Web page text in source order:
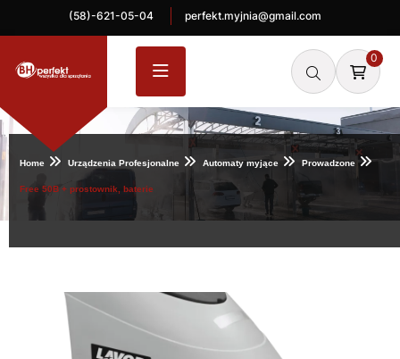
(58)-621-05-04 perfekt.myjnia@gmail.com
0
Home Urządzenia Profesjonalne Automaty myjące Prowadzone
Free 50B + prostownik, baterie